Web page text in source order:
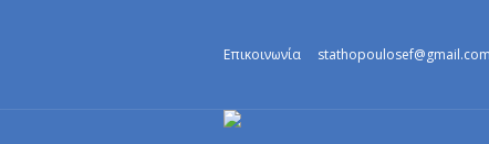
Επικοινωνία stathopoulosef@gmail.com